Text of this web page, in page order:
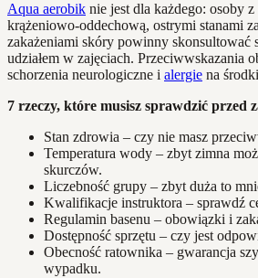
Aqua aerobik nie jest dla każdego: osoby
krążeniowo-oddechową, ostrymi stanami
zakażeniami skóry powinny skonsultować
udziałem w zajęciach. Przeciwwskazania
schorzenia neurologiczne i alergie na
7 rzeczy, które musisz sprawdzić przed
Stan zdrowia – czy nie masz
Temperatura wody – zbyt zimna
skurczów.
Liczebność grupy – zbyt duża to
Kwalifikacje instruktora – sprawdź
Regulamin basenu – obowiązki i
Dostępność sprzętu – czy jest
Obecność ratownika – gwarancja
wypadku.